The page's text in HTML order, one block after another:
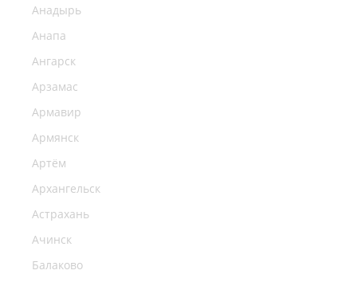
Анадырь
Анапа
Ангарск
Арзамас
Армавир
Армянск
Артём
Архангельск
Астрахань
Ачинск
Балаково